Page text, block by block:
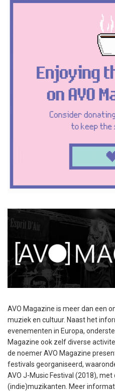
AVO Magazine is meer dan een
muziek en cultuur. Naast het
evenementen in Europa,
Magazine ook zelf diverse
de noemer AVO Magazine
festivals georganiseerd,
AVO J-Music Festival (2018),
(indie)muzikanten. Meer